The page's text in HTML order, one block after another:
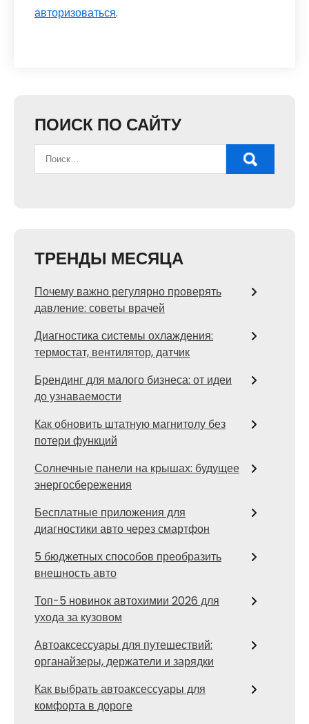
авторизоваться.
ПОИСК ПО САЙТУ
ТРЕНДЫ МЕСЯЦА
Почему важно регулярно проверять
давление: советы врачей
Диагностика системы охлаждения:
термостат, вентилятор, датчик
Брендинг для малого бизнеса: от идеи
до узнаваемости
Как обновить штатную магнитолу без
потери функций
Солнечные панели на крышах: будущее
энергосбережения
Бесплатные приложения для
диагностики авто через смартфон
5 бюджетных способов преобразить
внешность авто
Топ-5 новинок автохимии 2026 для
ухода за кузовом
Автоаксессуары для путешествий:
органайзеры, держатели и зарядки
Как выбрать автоаксессуары для
комфорта в дороге